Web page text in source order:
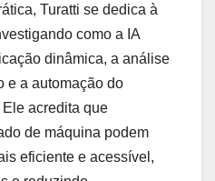
Turatti se dedica à
como a IA
dinâmica, a análise
e a automação do
acredita que
de máquina podem
eficiente e acessível,